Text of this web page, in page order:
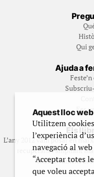
Qui
Ajuda a
Fes
Els
L’any 2012 vam posar en
recuperant i ampliant
exclusivament
Aquest lloc
Utilitzem
l’experiència
navegació al
“Acceptar totes
que voleu